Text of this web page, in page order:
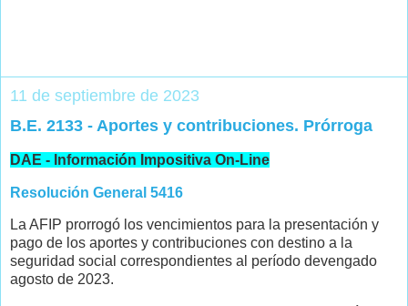
11 de septiembre de 2023
B.E. 2133 - Aportes y contribuciones. Prórroga
DAE - Información Impositiva On-Line
Resolución General 5416
La AFIP prorrogó los vencimientos para la presentación y
pago de los aportes y contribuciones con destino a la
seguridad social correspondientes al período devengado
agosto de 2023.